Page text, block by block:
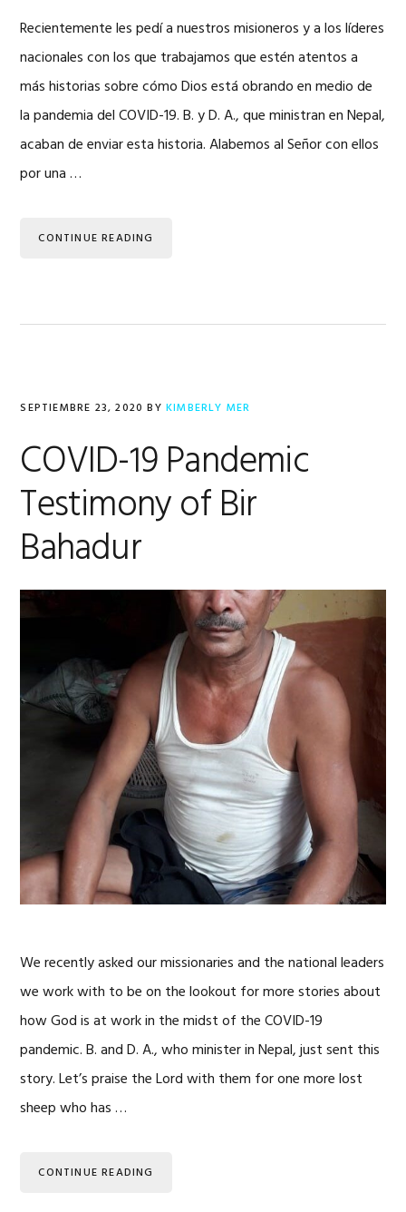
Recientemente les pedí a nuestros misioneros y a los líderes
nacionales con los que trabajamos que estén atentos a
más historias sobre cómo Dios está obrando en medio de
la pandemia del COVID-19. B. y D. A., que ministran en Nepal,
acaban de enviar esta historia. Alabemos al Señor con ellos
por una …
CONTINUE READING
SEPTIEMBRE 23, 2020 BYKIMBERLY MER
COVID-19 Pandemic
Testimony of Bir
Bahadur
We recently asked our missionaries and the national leaders
we work with to be on the lookout for more stories about
how God is at work in the midst of the COVID-19
pandemic. B. and D. A., who minister in Nepal, just sent this
story. Let’s praise the Lord with them for one more lost
sheep who has …
CONTINUE READING